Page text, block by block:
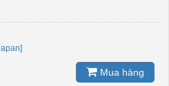
Mua hàng